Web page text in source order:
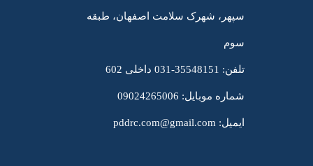
سپهر، شهرک سلامت اصفهان، طبقه
سوم
تلفن:
شماره موبایل:
ایمیل: